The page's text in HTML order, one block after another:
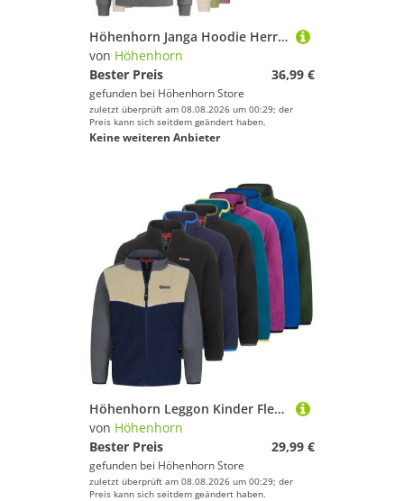
Höhenhorn Janga Hoodie Herren Kapuzen Pullover Hoody Sweatshirt XXL Beige
von Höhenhorn
Bester Preis
36,99 €
gefunden bei Höhenhorn Store
zuletzt überprüft am 08.08.2026 um 00:29; der
Preis kann sich seitdem geändert haben.
Keine weiteren Anbieter
Höhenhorn Leggon Kinder Fleece Jacke Jungen Mädchen Full Zip Outdoor Freizeit 152 Lila/Schwarz
von Höhenhorn
Bester Preis
29,99 €
gefunden bei Höhenhorn Store
zuletzt überprüft am 08.08.2026 um 00:29; der
Preis kann sich seitdem geändert haben.